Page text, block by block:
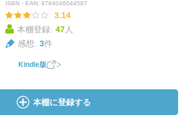
ISBN・EAN: 9784046044587
3.14
本棚登録: 47人
感想: 3件
Kindle版
本棚に登録する